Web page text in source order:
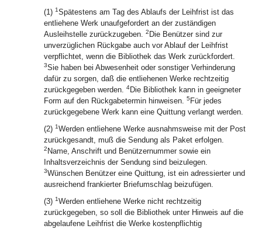
(1) 1Spätestens am Tag des Ablaufs der Leihfrist ist das
entliehene Werk unaufgefordert an der zuständigen
Ausleihstelle zurückzugeben. 2 Die Benützer sind zur
unverzüglichen Rückgabe auch vor Ablauf der Leihfrist
verpflichtet, wenn die Bibliothek das Werk zurückfordert.
3Sie haben bei Abwesenheit oder sonstiger Verhinderung
dafür zu sorgen, daß die entliehenen Werke rechtzeitig
zurückgegeben werden. 4Die Bibliothek kann in geeigneter
Form auf den Rückgabetermin hinweisen. 5 Für jedes
zurückgegebene Werk kann eine Quittung verlangt werden.
(2) 1Werden entliehene Werke ausnahmsweise mit der Post
zurückgesandt, muß die Sendung als Paket erfolgen.
2 Name, Anschrift und Benützernummer sowie ein
Inhaltsverzeichnis der Sendung sind beizulegen.
3Wünschen Benützer eine Quittung, ist ein adressierter und
ausreichend frankierter Briefumschlag beizufügen.
(3) 1Werden entliehene Werke nicht rechtzeitig
zurückgegeben, so soll die Bibliothek unter Hinweis auf die
abgelaufene Leihfrist die Werke kostenpflichtig